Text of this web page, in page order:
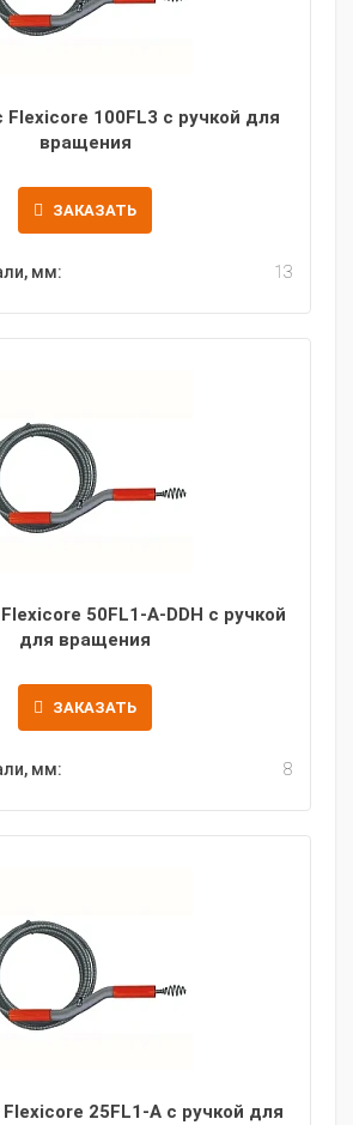
Flexicore 100FL3 с ручкой для
вращения
ЗАКАЗАТЬ
мм: 13
50FL1-A-DDH с ручкой
для вращения
ЗАКАЗАТЬ
мм: 8
25FL1-A с ручкой для